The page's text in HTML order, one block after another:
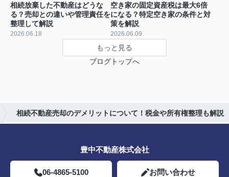
相続放棄した不動産はどうな
る？売却との違いや管理責任を
整理して解説
2026.06.18
空き家の固定資産税は最大6倍
になる？特定空き家の条件と対
策を解説
2026.06.09
もっと見る
ブログトップへ
相続不動産売却のデメリットについて！税金や所有権整理も解説
豊中不動産株式会社
06-4865-5100 お問い合わせ